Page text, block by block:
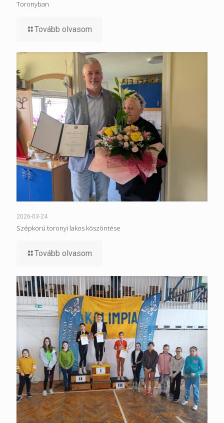
Toronyban
Tovább olvasom
2026-03-24
Szépkorú toronyi lakos köszöntése
Tovább olvasom